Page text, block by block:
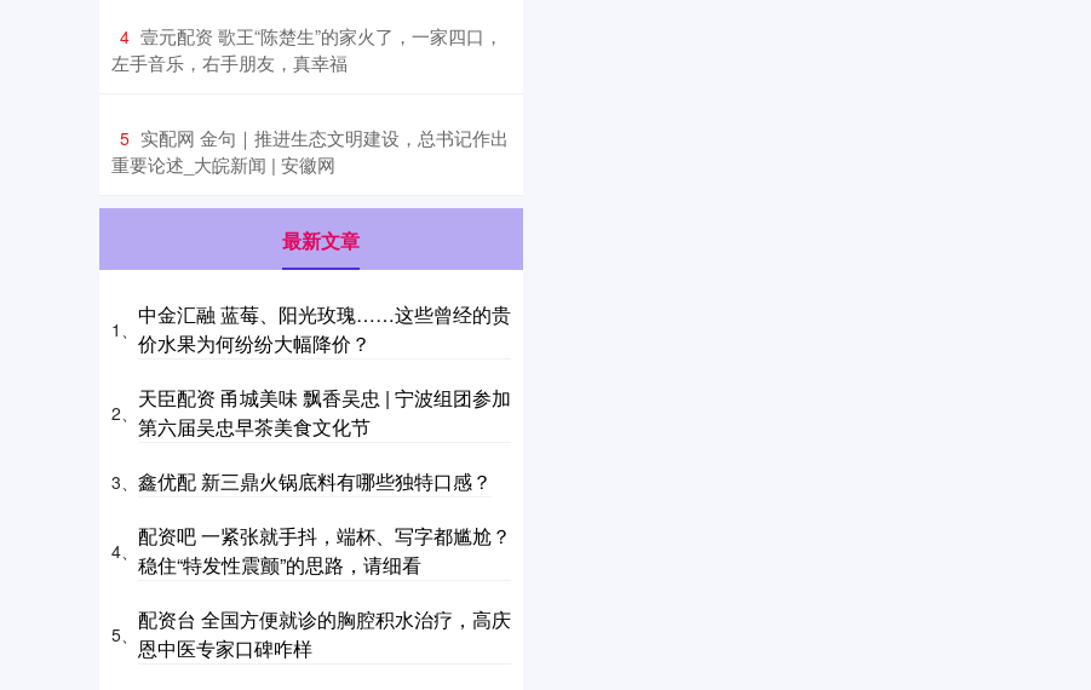
4 ​壹元配资 歌王“陈楚生”的家火了，一家四口，
左手音乐，右手朋友，真幸福
5 ​实配网 金句｜推进生态文明建设，总书记作出
重要论述_大皖新闻 | 安徽网
最新文章
1、
中金汇融 蓝莓、阳光玫瑰……这些曾经的贵
价水果为何纷纷大幅降价？
2、
天臣配资 甬城美味 飘香吴忠 | 宁波组团参加
第六届吴忠早茶美食文化节
3、 鑫优配 新三鼎火锅底料有哪些独特口感？
4、
配资吧 一紧张就手抖，端杯、写字都尴尬？
稳住“特发性震颤”的思路，请细看
5、
配资台 全国方便就诊的胸腔积水治疗，高庆
恩中医专家口碑咋样